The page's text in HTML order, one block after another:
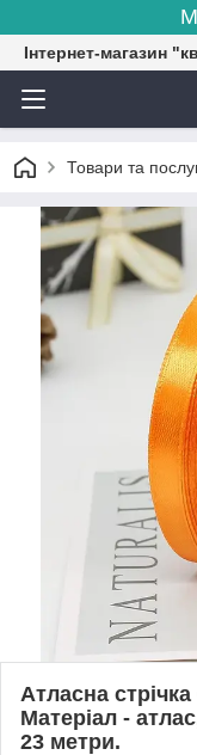
Інтернет-магазин
Товари та
Атласна
Матеріал -
23 метри.